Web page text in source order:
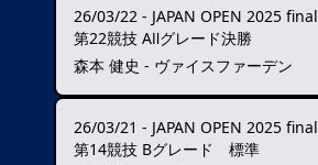
26/03/22 - JAPAN OPEN 2025 final
第22競技 AⅡグレード決勝
森本 健史 - ヴァイスファーデン
26/03/21 - JAPAN OPEN 2025 final
第14競技 Bグレード 標準